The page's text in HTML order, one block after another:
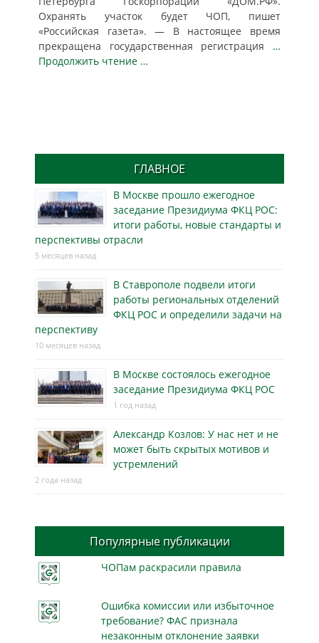
Охранять участок будет ЧОП, пишет
«Российская газета». — В настоящее время
прекращена государственная регистрация …
Продолжить чтение …
ГЛАВНОЕ
В Москве прошло ежегодное
заседание Президиума ФКЦ РОС:
итоги работы, новые стандарты и
перспективы отрасли
5 месяцев назад
В Ставрополе подвели итоги
работы региональных отделений
ФКЦ РОС и определили задачи на
перспективу
10 месяцев назад
В Москве состоялось ежегодное
заседание Президиума ФКЦ РОС
1 год назад
Александр Козлов: У нас нет и не
может быть скрытых мотивов и
устремлений
2 года назад
Популярные публикации
ЧОПам раскрасили правила
Ошибка комиссии или избыточное
требование? ФАС признала
незаконным отклонение заявки